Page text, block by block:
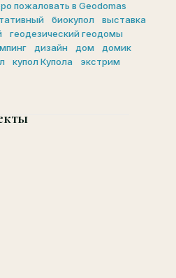
пожаловать в Geodomas
биокупол
выставка
геодезический геодомы
дизайн дом
домик
купол Купола экстрим